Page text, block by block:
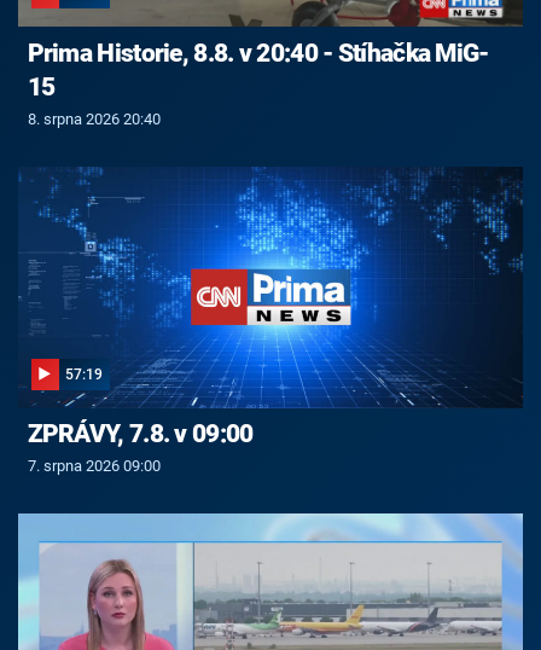
Prima Historie, 8.8. v 20:40 - Stíhačka MiG-
15
8. srpna 2026 20:40
57:19
ZPRÁVY, 7.8. v 09:00
7. srpna 2026 09:00